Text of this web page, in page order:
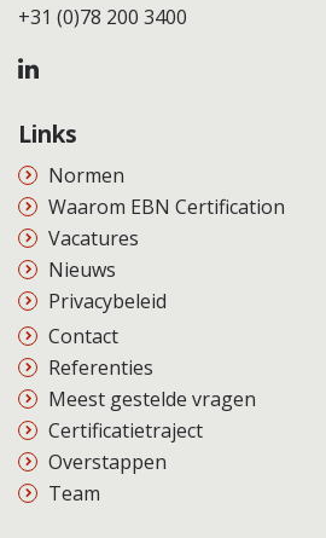
+31 (0)78 200 3400
Links
Normen
Waarom EBN Certification
Vacatures
Nieuws
Privacybeleid
Contact
Referenties
Meest gestelde vragen
Certificatietraject
Overstappen
Team